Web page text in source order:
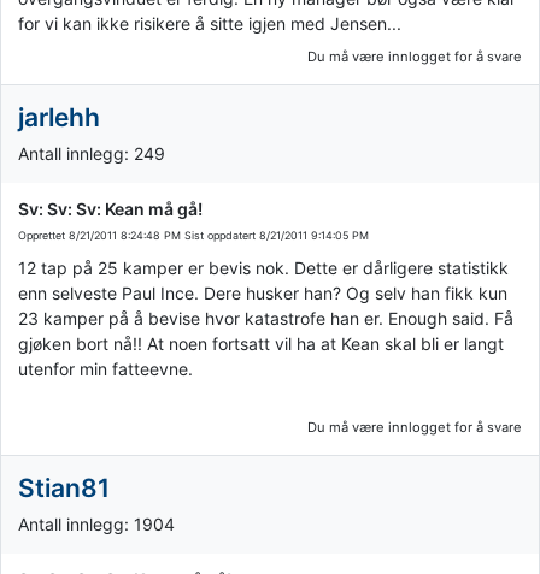
for vi kan ikke risikere å sitte igjen med Jensen...
Du må være innlogget for å svare
jarlehh
Antall innlegg: 249
Sv: Sv: Sv: Kean må gå!
Opprettet 8/21/2011 8:24:48 PM Sist oppdatert 8/21/2011 9:14:05 PM
12 tap på 25 kamper er bevis nok. Dette er dårligere statistikk
enn selveste Paul Ince. Dere husker han? Og selv han fikk kun
23 kamper på å bevise hvor katastrofe han er. Enough said. Få
gjøken bort nå!! At noen fortsatt vil ha at Kean skal bli er langt
utenfor min fatteevne.
Du må være innlogget for å svare
Stian81
Antall innlegg: 1904